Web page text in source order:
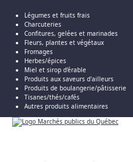
Légumes et fruits frais
Charcuteries
Confitures, gelées et marinades
Fleurs, plantes et végétaux
Fromages
Herbes/épices
Miel et sirop d'érable
Produits aux saveurs d'ailleurs
Produits de boulangerie/pâtisserie
Tisanes/thés/cafés
Autres produits alimentaires